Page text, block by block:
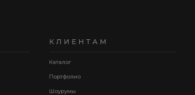
КЛИЕНТАМ
Каталог
Портфолио
Шоурумы